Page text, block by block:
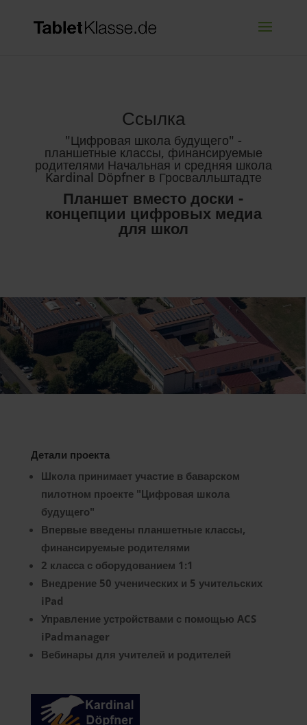
Ссылка
"Цифровая школа будущего" -
планшетные классы, финансируемые
родителями Начальная и средняя школа
Kardinal Döpfner в Гросвалльштадте
Планшет вместо доски -
концепции цифровых медиа
для школ
Детали проекта
Школа принимает участие в баварском
пилотном проекте "Цифровая школа
будущего"
Впервые введены планшетные классы,
финансируемые родителями
2 класса с оборудованием 1:1
Внедрение 50 ученических и 5 учительских
iPad
Управление устройствами с помощью ACS
iPadmanager
Вебинары для учителей и родителей